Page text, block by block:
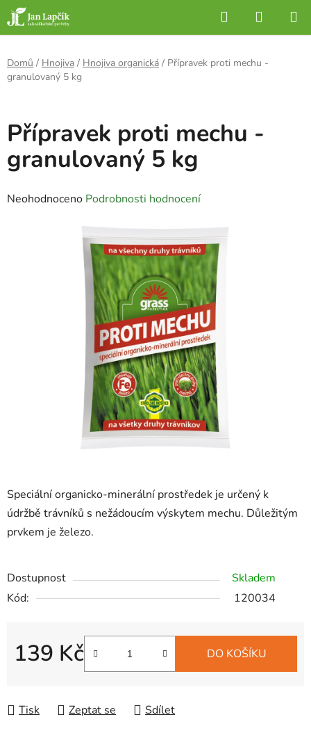
Přejít
na
obsah
Hledat
KOŠÍK
Domů / Hnojiva / Hnojiva organická / Přípravek proti mechu -
granulovaný 5 kg
Speciální organicko-minerální prostředek je určený k
údržbě trávníků s nežádoucím výskytem mechu. Důležitým
prvkem je železo.
Dostupnost
Skladem
Kód:
120034
139 Kč DO KOŠÍKU
Tisk Zeptat se Sdílet
Přípravek proti mechu -
granulovaný 5 kg
Průměrné
Neohodnoceno Podrobnosti hodnocení